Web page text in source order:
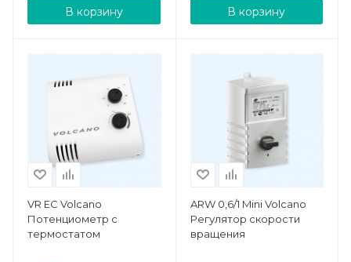
В корзину В корзину
VR EC Volcano
Потенциометр с
термостатом
ARW 0,6/1 Mini Volcano
Регулятор скорости
вращения